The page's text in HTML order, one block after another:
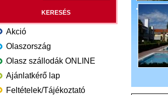
Akció
Olaszország
Olasz szállodák ONLINE
Ajánlatkérő lap
Feltételek/Tájékoztató